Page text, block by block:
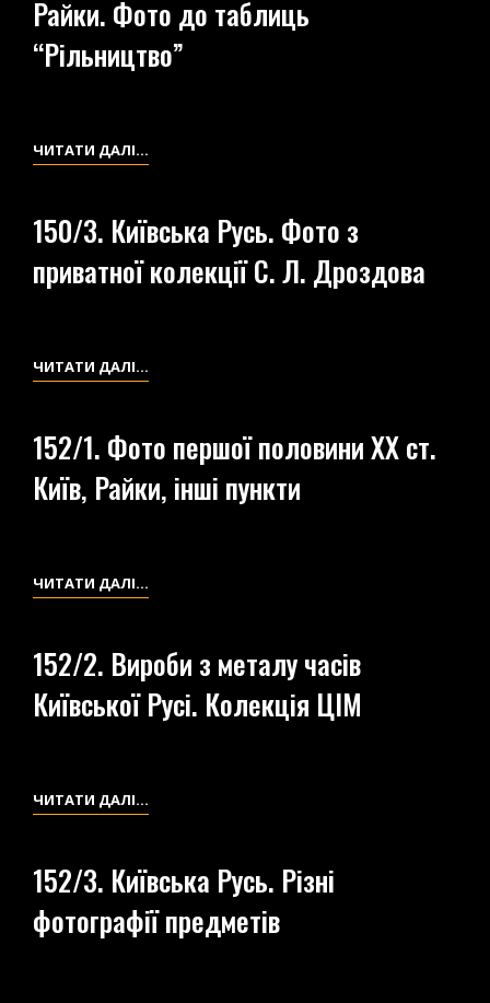
ВИРОБИ.
ФОТОМАТЕРІАЛИ.
Райки. Фото до таблиць
“Рільництво”
ЧИТАТИ ДАЛІ…
КНЯЖА
ГОРА,
ТАБЛИЦЬ
150/3. Київська Русь. Фото з
приватної колекції С. Л. Дроздова
ЧИТАТИ ДАЛІ…
ФОТО
З
ПРИВАТНОЇ
Л.
152/1. Фото першої половини XX ст.
Київ, Райки, інші пункти
ЧИТАТИ ДАЛІ…
ПОЛОВИНИ
XX
СТ.
ІНШІ
152/2. Вироби з металу часів
Київської Русі. Колекція ЦІМ
ЧИТАТИ ДАЛІ…
МЕТАЛУ
ЧАСІВ
КИЇВСЬКОЇ
152/3. Київська Русь. Різні
фотографії предметів